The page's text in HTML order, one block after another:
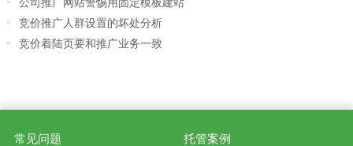
竞价推广人群设置的坏处分析
竞价着陆页要和推广业务一致
常见问题 托管案例